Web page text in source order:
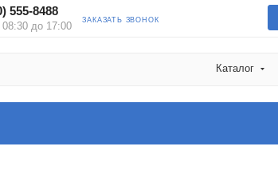
555-8488
до 17:00 ЗАКАЗАТЬ ЗВОНОК
Каталог